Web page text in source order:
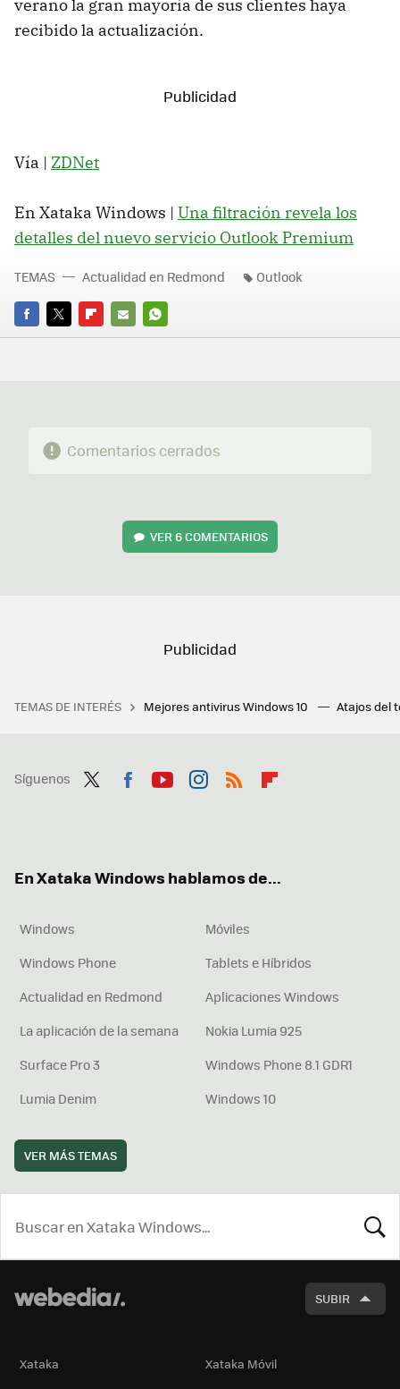
verano la gran mayoría de sus clientes haya
recibido la actualización.
Vía | ZDNet
En Xataka Windows | Una filtración revela los
detalles del nuevo servicio Outlook Premium
FACEBOOK
TWITTERFLIPBOARD
E-
WHATSAPP
TEMAS Actualidad en Redmond Outlook
Comentarios cerrados
VER6 COMENTARIOS
TEMAS DE INTERÉS Mejores antivirus Windows 10 Atajos del
Síguenos
En Xataka Windows hablamos de...
Windows
Móviles
Windows Phone
Tablets e Híbridos
Actualidad en Redmond
Aplicaciones Windows
La aplicación de la semana
Nokia Lumia 925
Surface Pro 3
Windows Phone 8.1 GDR1
Lumia Denim
Windows 10
VER MÁS TEMAS
SUBIR
Xataka
Xataka Móvil